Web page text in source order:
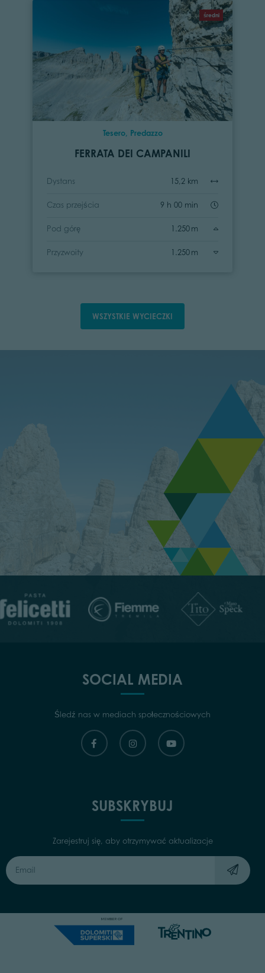
średni
Tesero, Predazzo
FERRATA DEI CAMPANILI
Dystans 15,2 km
Czas przejścia 9 h 00 min
Pod górę 1.250 m
Przyzwoity 1.250 m
WSZYSTKIE WYCIECZKI
SOCIAL MEDIA
Śledź nas w mediach społecznościowych
SUBSKRYBUJ
Zarejestruj się, aby otrzymywać aktualizacje